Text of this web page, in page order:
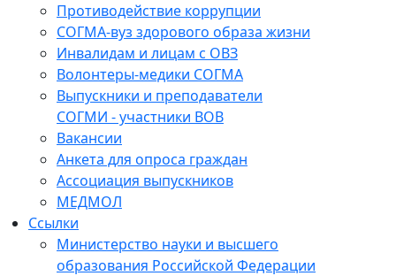
Противодействие коррупции
СОГМА-вуз здорового образа жизни
Инвалидам и лицам с ОВЗ
Волонтеры-медики СОГМА
Выпускники и преподаватели
СОГМИ - участники ВОВ
Вакансии
Анкета для опроса граждан
Ассоциация выпускников
МЕДМОЛ
Ссылки
Министерство науки и высшего
образования Российской Федерации